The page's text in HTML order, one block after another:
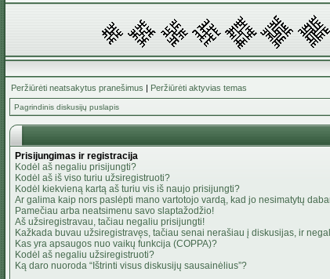
Peržiūrėti neatsakytus pranešimus | Peržiūrėti aktyvias temas
Pagrindinis diskusijų puslapis
Prisijungimas ir registracija
Kodėl aš negaliu prisijungti?
Kodėl aš iš viso turiu užsiregistruoti?
Kodėl kiekvieną kartą aš turiu vis iš naujo prisijungti?
Ar galima kaip nors paslėpti mano vartotojo vardą, kad jo nesimatytų
Pamečiau arba neatsimenu savo slaptažodžio!
Aš užsiregistravau, tačiau negaliu prisijungti!
Kažkada buvau užsiregistravęs, tačiau senai nerašiau į diskusijas, ir
Kas yra apsaugos nuo vaikų funkcija (COPPA)?
Kodėl aš negaliu užsiregistruoti?
Ką daro nuoroda “Ištrinti visus diskusijų sausainėlius”?